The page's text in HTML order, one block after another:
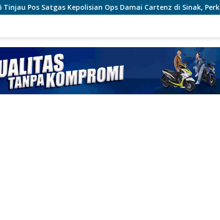
Ops Damai Cartenz di Sinak, Perkuat Pendekatan